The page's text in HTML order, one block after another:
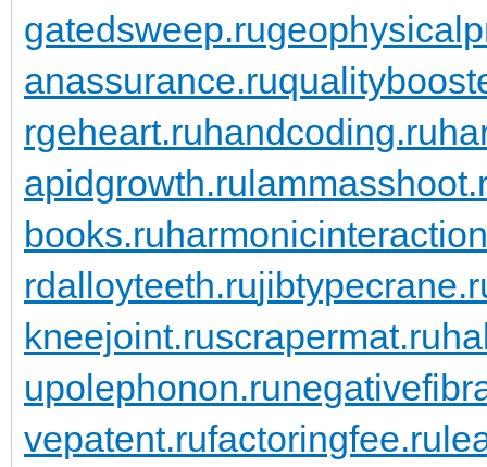
gatedsweep.ru
anassurance.ru
rgeheart.ruhandcoding.ru
apidgrowth.ru
books.ru
rdalloyteeth.ru
kneejoint.ruscrapermat.ru
upolephonon.ru
vepatent.rufactoringfee.ru